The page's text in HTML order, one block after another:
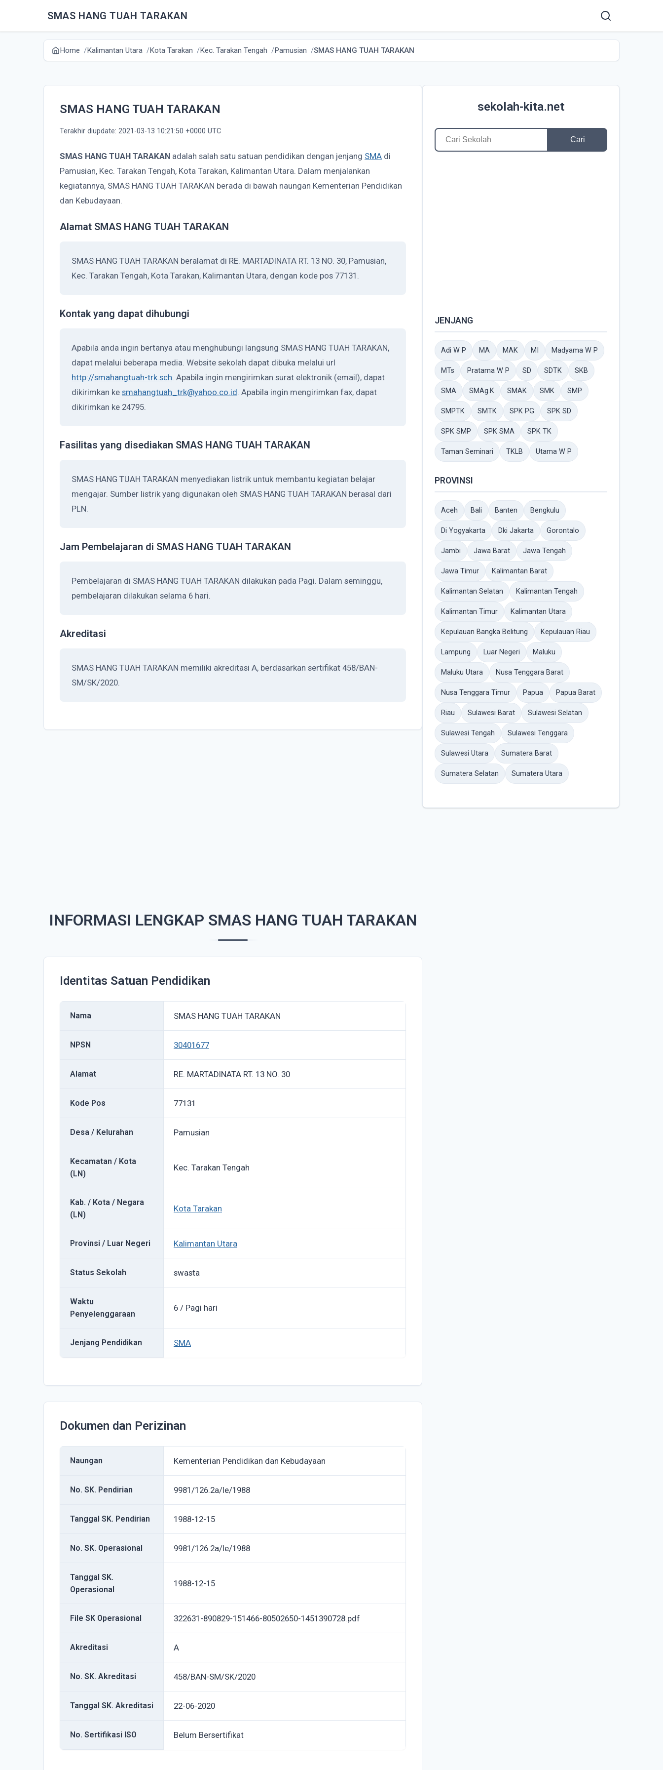
SMAS HANG TUAH TARAKAN
Home Kalimantan Utara Kota Tarakan Kec. Tarakan Tengah Pamusian SMAS HANG TUAH TARAKAN
SMAS HANG TUAH TARAKAN
Terakhir diupdate: 2021-03-13 10:21:50 +0000 UTC
SMAS HANG TUAH TARAKAN adalah salah satu satuan pendidikan dengan jenjang SMA di
Pamusian, Kec. Tarakan Tengah, Kota Tarakan, Kalimantan Utara. Dalam menjalankan
kegiatannya, SMAS HANG TUAH TARAKAN berada di bawah naungan Kementerian Pendidikan
dan Kebudayaan.
Alamat SMAS HANG TUAH TARAKAN
SMAS HANG TUAH TARAKAN beralamat di RE. MARTADINATA RT. 13 NO. 30, Pamusian,
Kec. Tarakan Tengah, Kota Tarakan, Kalimantan Utara, dengan kode pos 77131.
Kontak yang dapat dihubungi
Apabila anda ingin bertanya atau menghubungi langsung SMAS HANG TUAH TARAKAN,
dapat melalui beberapa media. Website sekolah dapat dibuka melalui url
http://smahangtuah-trk.sch. Apabila ingin mengirimkan surat elektronik (email), dapat
dikirimkan ke smahangtuah_trk@yahoo.co.id. Apabila ingin mengirimkan fax, dapat
dikirimkan ke 24795.
Fasilitas yang disediakan SMAS HANG TUAH TARAKAN
SMAS HANG TUAH TARAKAN menyediakan listrik untuk membantu kegiatan belajar
mengajar. Sumber listrik yang digunakan oleh SMAS HANG TUAH TARAKAN berasal dari
PLN.
Jam Pembelajaran di SMAS HANG TUAH TARAKAN
Pembelajaran di SMAS HANG TUAH TARAKAN dilakukan pada Pagi. Dalam seminggu,
pembelajaran dilakukan selama 6 hari.
Akreditasi
SMAS HANG TUAH TARAKAN memiliki akreditasi A, berdasarkan sertifikat 458/BAN-
SM/SK/2020.
INFORMASI LENGKAP SMAS HANG TUAH TARAKAN
Identitas Satuan Pendidikan
Nama SMAS HANG TUAH TARAKAN
NPSN 30401677
Alamat RE. MARTADINATA RT. 13 NO. 30
Kode Pos 77131
Desa / Kelurahan Pamusian
Kecamatan / Kota
(LN)
Kec. Tarakan Tengah
Kab. / Kota / Negara
(LN)
Kota Tarakan
Provinsi / Luar Negeri Kalimantan Utara
Status Sekolah swasta
Waktu
Penyelenggaraan
6 / Pagi hari
Jenjang Pendidikan SMA
Dokumen dan Perizinan
Naungan Kementerian Pendidikan dan Kebudayaan
No. SK. Pendirian 9981/126.2a/le/1988
Tanggal SK. Pendirian 1988-12-15
No. SK. Operasional 9981/126.2a/le/1988
Tanggal SK.
Operasional
1988-12-15
File SK Operasional 322631-890829-151466-80502650-1451390728.pdf
Akreditasi A
No. SK. Akreditasi 458/BAN-SM/SK/2020
Tanggal SK. Akreditasi 22-06-2020
No. Sertifikasi ISO Belum Bersertifikat
sekolah-kita.net
Cari
JENJANG
Adi W P MA MAK MI Madyama W P
MTs Pratama W P SD SDTK SKB
SMA SMAg.K SMAK SMK SMP
SMPTK SMTK SPK PG SPK SD
SPK SMP SPK SMA SPK TK
Taman Seminari TKLB Utama W P
PROVINSI
Aceh Bali Banten Bengkulu
Di Yogyakarta Dki Jakarta Gorontalo
Jambi Jawa Barat Jawa Tengah
Jawa Timur Kalimantan Barat
Kalimantan Selatan Kalimantan Tengah
Kalimantan Timur Kalimantan Utara
Kepulauan Bangka Belitung Kepulauan Riau
Lampung Luar Negeri Maluku
Maluku Utara Nusa Tenggara Barat
Nusa Tenggara Timur Papua Papua Barat
Riau Sulawesi Barat Sulawesi Selatan
Sulawesi Tengah Sulawesi Tenggara
Sulawesi Utara Sumatera Barat
Sumatera Selatan Sumatera Utara